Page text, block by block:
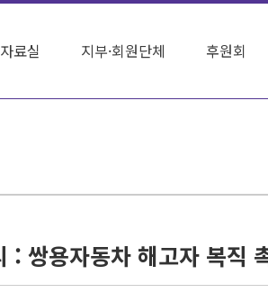
자료실 지부·회원단체 후원회